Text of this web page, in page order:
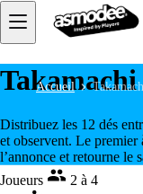
Accueil
Takamachi
Distribuez les 12 dés
et observent. Le
l’annonce et retourne le
Joueurs
2 à 4